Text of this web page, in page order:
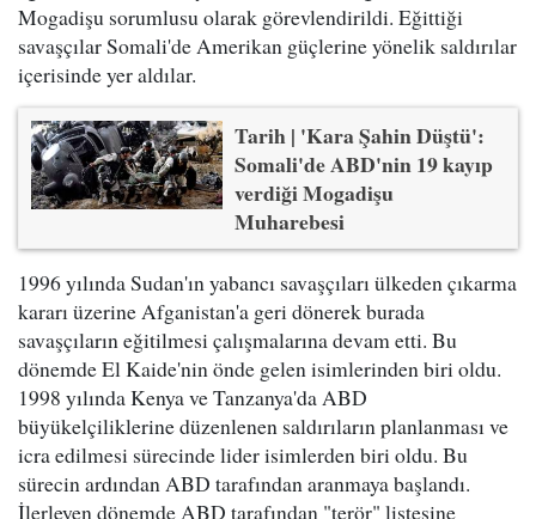
Mogadişu sorumlusu olarak görevlendirildi. Eğittiği
savaşçılar Somali'de Amerikan güçlerine yönelik saldırılar
içerisinde yer aldılar.
Tarih | 'Kara Şahin Düştü':
Somali'de ABD'nin 19 kayıp
verdiği Mogadişu
Muharebesi
1996 yılında Sudan'ın yabancı savaşçıları ülkeden çıkarma
kararı üzerine Afganistan'a geri dönerek burada
savaşçıların eğitilmesi çalışmalarına devam etti. Bu
dönemde El Kaide'nin önde gelen isimlerinden biri oldu.
1998 yılında Kenya ve Tanzanya'da ABD
büyükelçiliklerine düzenlenen saldırıların planlanması ve
icra edilmesi sürecinde lider isimlerden biri oldu. Bu
sürecin ardından ABD tarafından aranmaya başlandı.
İlerleyen dönemde ABD tarafından "terör" listesine